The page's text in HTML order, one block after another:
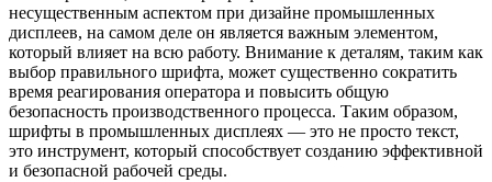
несущественным аспектом при дизайне промышленных
дисплеев, на самом деле он является важным элементом,
который влияет на всю работу. Внимание к деталям, таким как
выбор правильного шрифта, может существенно сократить
время реагирования оператора и повысить общую
безопасность производственного процесса. Таким образом,
шрифты в промышленных дисплеях — это не просто текст,
это инструмент, который способствует созданию эффективной
и безопасной рабочей среды.